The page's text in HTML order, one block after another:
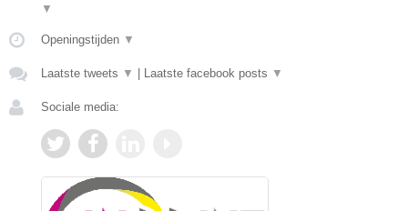
▼
Openingstijden ▼
Laatste tweets ▼ Laatste facebook posts ▼
Sociale media: